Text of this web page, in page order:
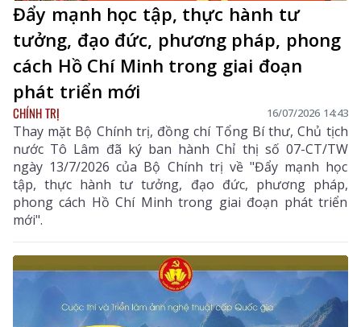
Đẩy mạnh học tập, thực hành tư
tưởng, đạo đức, phương pháp, phong
cách Hồ Chí Minh trong giai đoạn
phát triển mới
CHÍNH TRỊ 16/07/2026 14:43
Thay mặt Bộ Chính trị, đồng chí Tổng Bí thư, Chủ tịch
nước Tô Lâm đã ký ban hành Chỉ thị số 07-CT/TW
ngày 13/7/2026 của Bộ Chính trị về "Đẩy mạnh học
tập, thực hành tư tưởng, đạo đức, phương pháp,
phong cách Hồ Chí Minh trong giai đoạn phát triển
mới".